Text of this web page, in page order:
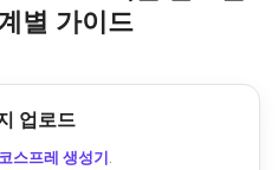
별 가이드
업로드
스프레 생성기